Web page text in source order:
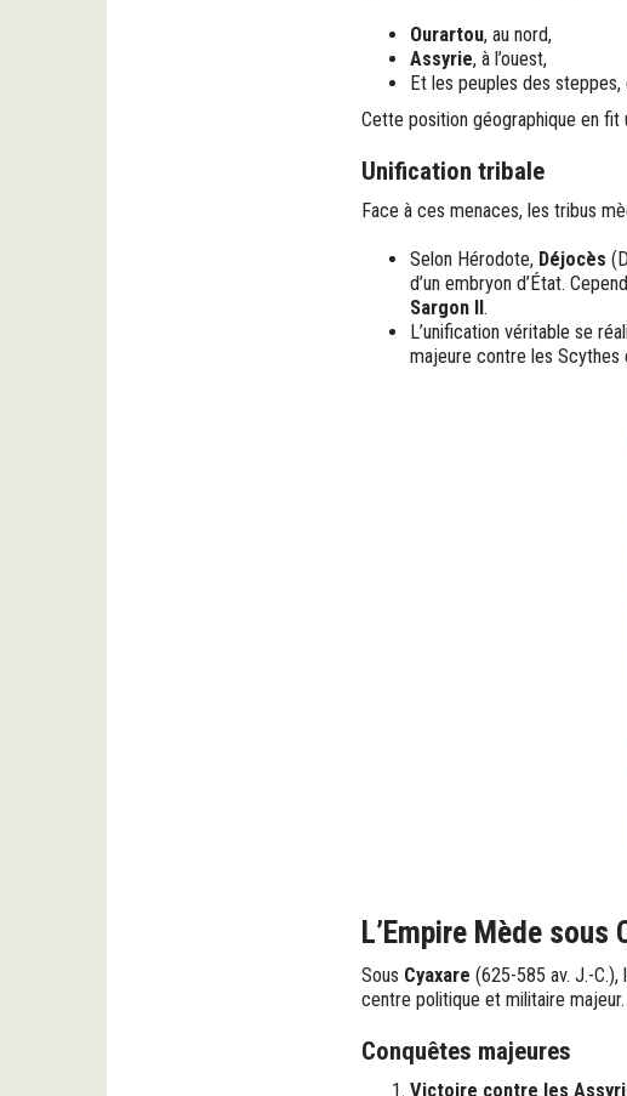
Ourartou, au nord,
Assyrie, à l’ouest,
Et les peuples des
Cette position géographique en
Unification tribale
Face à ces menaces, les tribus
Selon Hérodote, Déjocès
d’un embryon d’État.
Sargon II .
L’unification véritable se
majeure contre les Scythes
L’Empire Mède sous
Sous Cyaxare (625-585 av. J.-
centre politique et militaire majeur.
Conquêtes majeures
Victoire contre les